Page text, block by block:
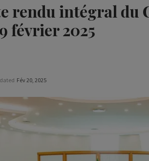
rendu intégral du
février 2025
Fév 20, 2025